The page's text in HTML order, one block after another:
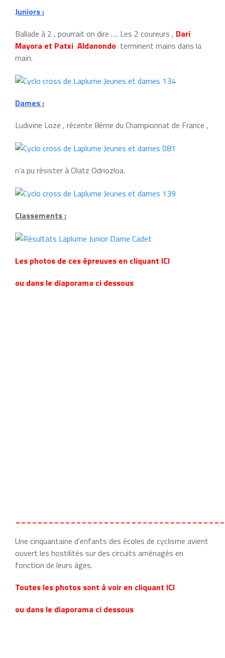
Juniors :
Ballade à 2 , pourrait on dire …. Les 2 coureurs , Dari
Mayora et Patxi Aldanondo terminent mains dans la
main.
Dames :
Ludivine Loze , récente 8éme du Championnat de France ,
n’a pu résister à Olatz Odriozloa.
Classements :
Les photos de ces épreuves en cliquant ICI
ou dans le diaporama ci dessous
Une cinquantaine d’enfants des écoles de cyclisme avient
ouvert les hostilités sur des circuits aménagés en
fonction de leurs àges.
Toutes les photos sont à voir en cliquant ICI
ou dans le diaporama ci dessous